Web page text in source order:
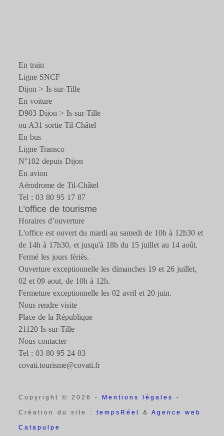
En train
Ligne SNCF
Dijon > Is-sur-Tille
En voiture
D903 Dijon > Is-sur-Tille
ou A31 sortie Til-Châtel
En bus
Ligne Transco
N°102 depuis Dijon
En avion
Aérodrome de Til-Châtel
Tel : 03 80 95 17 87
L’office de tourisme
Horaires d’ouverture
L'office est ouvert du mardi au samedi de 10h à 12h30 et
de 14h à 17h30, et jusqu'à 18h du 15 juillet au 14 août.
Fermé les jours fériés.
Ouverture exceptionnelle les dimanches 19 et 26 juillet,
02 et 09 aout, de 10h à 12h.
Fermeture exceptionnelle les 02 avril et 20 juin.
Nous rendre visite
Place de la République
21120 Is-sur-Tille
Nous contacter
Tel : 03 80 95 24 03
covati.tourisme@covati.fr
Copyright © 2026 - Mentions légales -
Création du site :tempsRéel&Agence web
Catapulpe